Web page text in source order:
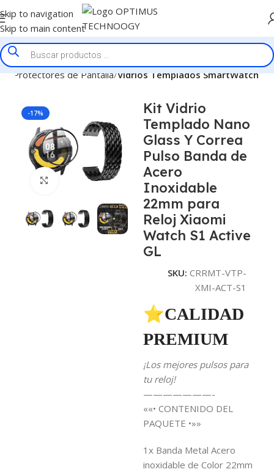
Skip to navigation
Skip to main content
Protectores de Pantalla Vidrios Templados SmartWatch
-17%
Click to enlarge
Kit Vidrio
Templado Nano
Glass Y Correa
Pulso Banda de
Acero
Inoxidable
22mm para
Reloj Xiaomi
Watch S1 Active
GL
SKU: CRRMT-VTP-
XMI-ACT-S1
⭐CALIDAD
PREMIUM
¡Los mejores pulsos para
tu reloj!
———————-
««• CONTENIDO DEL
PAQUETE •»»
1x Banda Metal Acero
inoxidable de Color 22mm